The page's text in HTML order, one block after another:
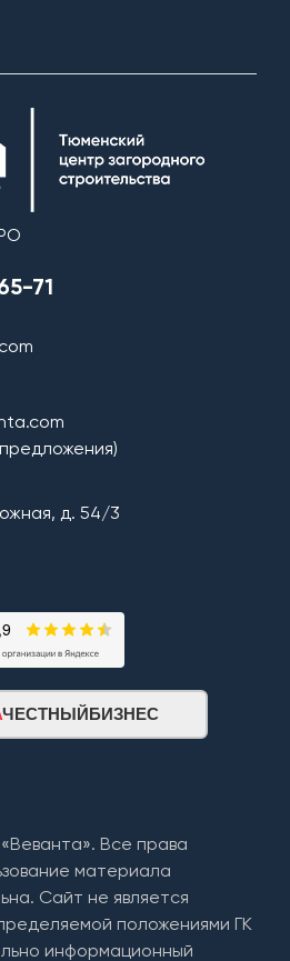
перекрытия
системы из пиломатериала
влажности;
(в
и предпочтений Заказчика).
вентили);
кухонная зона, гараж,
вент.выходов и
71
д. 54/3
ЧЕСТНЫЙБИЗНЕС
Все права
материала
Сайт не является
положениями ГК
информационный